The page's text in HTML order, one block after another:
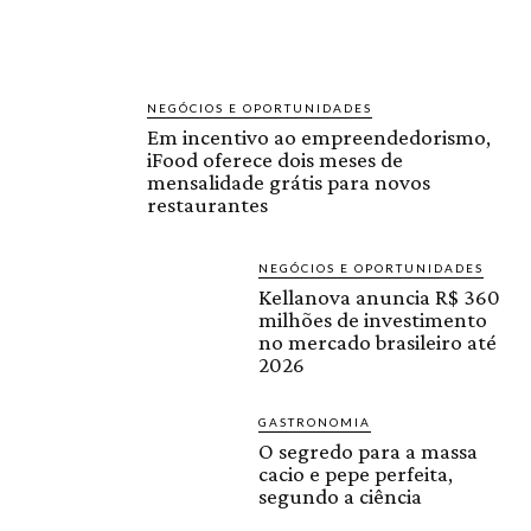
NEGÓCIOS E OPORTUNIDADES
Em incentivo ao empreendedorismo,
iFood oferece dois meses de
mensalidade grátis para novos
restaurantes
NEGÓCIOS E OPORTUNIDADES
Kellanova anuncia R$ 360
milhões de investimento
no mercado brasileiro até
2026
GASTRONOMIA
O segredo para a massa
cacio e pepe perfeita,
segundo a ciência